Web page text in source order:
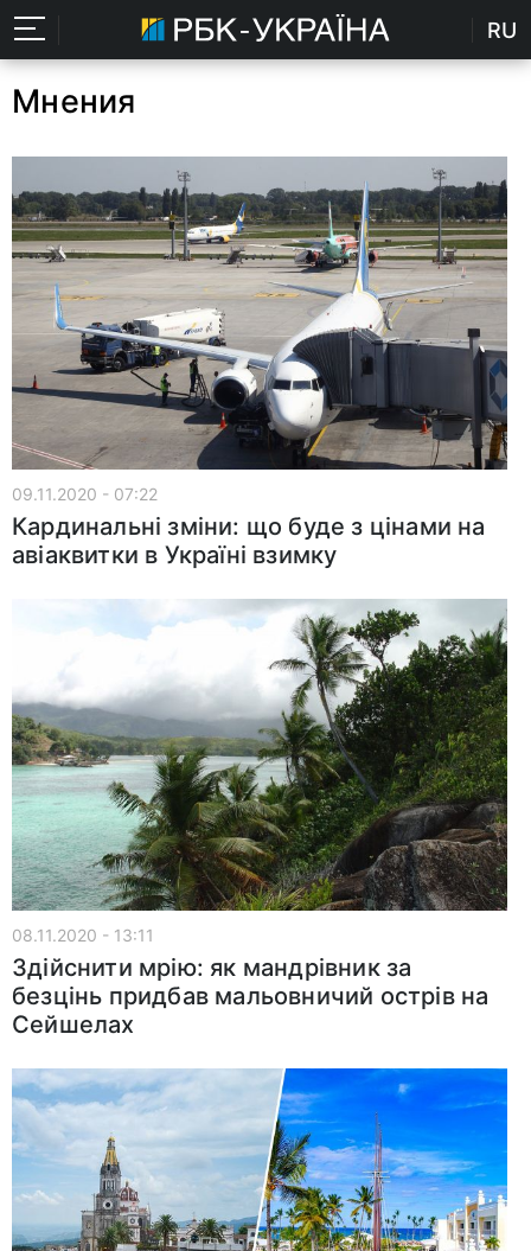
RU
Мнения
09.11.2020 - 07:22
Кардинальні зміни: що буде з цінами на
авіаквитки в Україні взимку
08.11.2020 - 13:11
Здійснити мрію: як мандрівник за
безцінь придбав мальовничий острів на
Сейшелах